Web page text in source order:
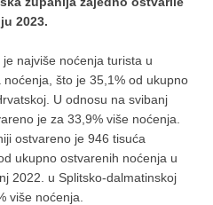
2023.
najviše noćenja turista u
što je 35,1% od ukupno
U odnosu na svibanj
je za 33,9% više noćenja.
ostvareno je 946 tisuća
ukupno ostvarenih noćenja u
2022. u Splitsko-dalmatinskoj
više noćenja.